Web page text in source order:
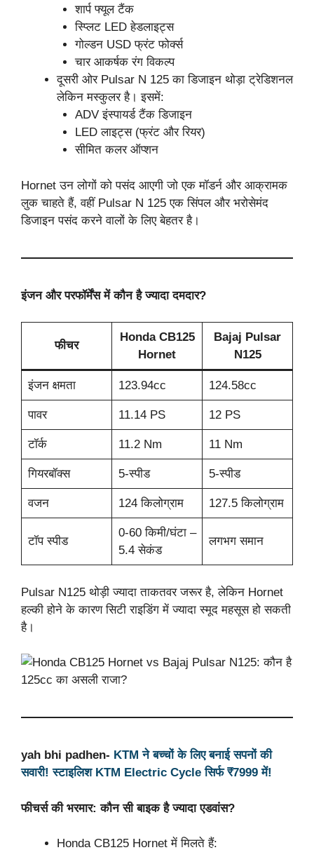
शार्प फ्यूल टैंक
स्प्लिट LED हेडलाइट्स
गोल्डन USD फ्रंट फोर्क्स
चार आकर्षक रंग विकल्प
दूसरी ओर Pulsar N 125 का डिजाइन थोड़ा ट्रेडिशनल
लेकिन मस्कुलर है। इसमें:
ADV इंस्पायर्ड टैंक डिजाइन
LED लाइट्स (फ्रंट और रियर)
सीमित कलर ऑप्शन
Hornet उन लोगों को पसंद आएगी जो एक मॉडर्न और आक्रामक
लुक चाहते हैं, वहीं Pulsar N 125 एक सिंपल और भरोसेमंद
डिजाइन पसंद करने वालों के लिए बेहतर है।
इंजन और परफॉर्मेंस में कौन है ज्यादा दमदार?
फीचर
Honda CB125
Hornet
Bajaj Pulsar
N125
इंजन क्षमता 123.94cc 124.58cc
पावर 11.14 PS 12 PS
टॉर्क 11.2 Nm 11 Nm
गियरबॉक्स 5-स्पीड 5-स्पीड
वजन 124 किलोग्राम 127.5 किलोग्राम
टॉप स्पीड
0-60 किमी/घंटा –
5.4 सेकंड
लगभग समान
Pulsar N125 थोड़ी ज्यादा ताकतवर जरूर है, लेकिन Hornet
हल्की होने के कारण सिटी राइडिंग में ज्यादा स्मूद महसूस हो सकती
है।
yah bhi padhen- KTM ने बच्चों के लिए बनाई सपनों की
सवारी! स्टाइलिश KTM Electric Cycle सिर्फ ₹7999 में!
फीचर्स की भरमार: कौन सी बाइक है ज्यादा एडवांस?
Honda CB125 Hornet में मिलते हैं: